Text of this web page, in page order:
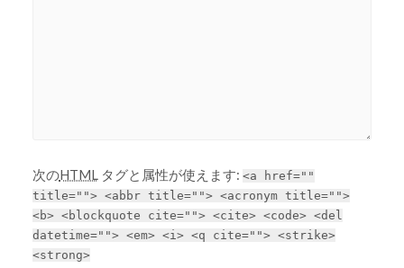
次のHTMLタグと属性が使えます: <a href=""
title=""> <abbr title=""> <acronym title="">
<b> <blockquote cite=""> <cite> <code> <del
datetime=""> <em> <i> <q cite=""> <strike>
<strong>